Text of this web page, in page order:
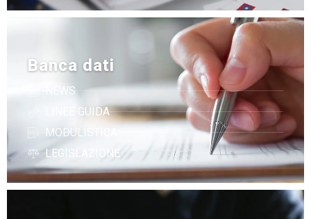
Banca dati
NEWS
LINEE GUIDA
MODULISTICA
LEGISLAZIONE